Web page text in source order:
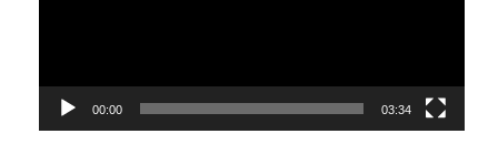
00:00 03:34